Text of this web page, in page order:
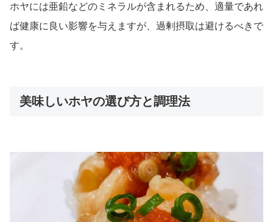
ホヤには亜鉛などのミネラルが含まれるため、適量であれ
ば健康に良い影響を与えますが、過剰摂取は避けるべきで
す。
美味しいホヤの選び方と調理法